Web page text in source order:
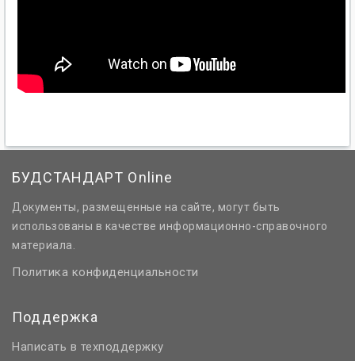
БУДСТАНДАРТ Online
Документы, размещенные на сайте, могут быть
использованы в качестве информационно-справочного
материала.
Политика конфиденциальности
Поддержка
Написать в техподдержку